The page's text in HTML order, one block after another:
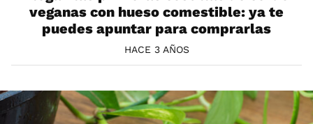
veganas con hueso comestible: ya te
puedes apuntar para comprarlas
HACE 3 AÑOS